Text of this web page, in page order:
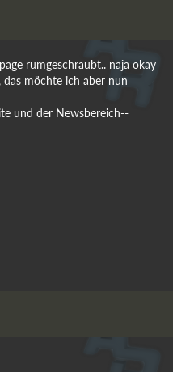
rumgeschraubt.. naja okay
das möchte ich aber nun
und der Newsbereich--